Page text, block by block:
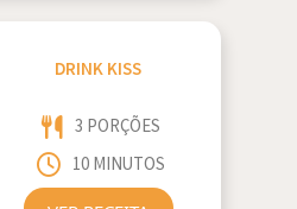
DRINK KISS
3 PORÇÕES
10 MINUTOS